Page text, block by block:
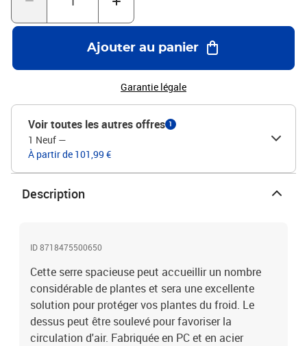
le placer sur de la terre, de l'herbe ou du béton. L'assemblage est
facile. Veuillez noter que le toit de notre serre ne peut pas
supporter de fortes chutes de neige.Couleur : grisMatériau du
dessus : cadre en aluminium + panneaux en PCMatériau de fond :
Acier galvaniséDimensions : 100 x 100 x 85 cm (L x l x H)Avec
facile
Ajouter au panier
Garantie légale
Voir toutes les autres offres 1
1 Neuf —
À partir de 101,99 €
Description
ID 8718475500650
Cette serre spacieuse peut accueillir un nombre
considérable de plantes et sera une excellente
solution pour protéger vos plantes du froid. Le
dessus peut être soulevé pour favoriser la
circulation d'air. Fabriquée en PC et en acier